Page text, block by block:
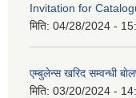
Invitation for
मिति: 04/28/2024 -
एम्बुलेन्स खरिद सम्वन्धी
मिति: 03/20/2024 -